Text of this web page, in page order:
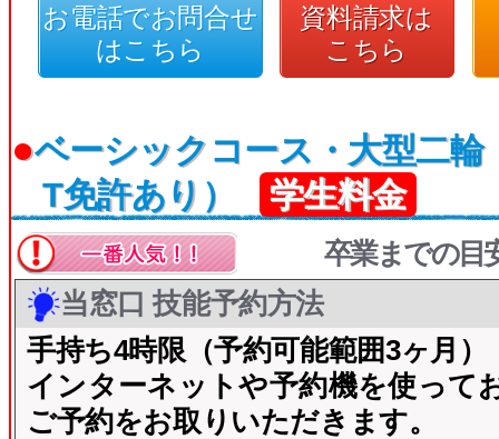
お電話でお問合せ
はこちら
資料請求は
こちら
●ベーシックコース・大型二輪
T免許あり）
学生料金
卒業までの目
当窓口 技能予約方法
手持ち4時限（予約可能範囲3ヶ月）
インターネットや予約機を使って
ご予約をお取りいただきます。